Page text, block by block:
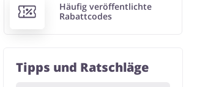
Häufig veröffentlichte
Rabattcodes
Tipps und Ratschläge